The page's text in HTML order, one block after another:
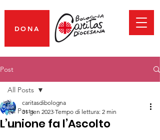
DONA
Post
All Posts
***
All Posts
L’unione fa l’Ascolto
caritasdibologna
31 gen 2023 Tempo di lettura: 2 min